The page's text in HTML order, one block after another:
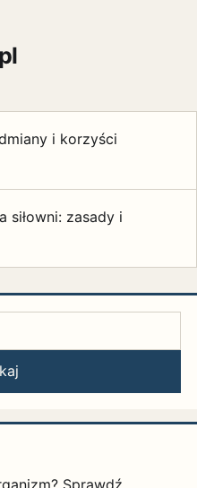
i korzyści
siłowni: zasady i
Sprawdź